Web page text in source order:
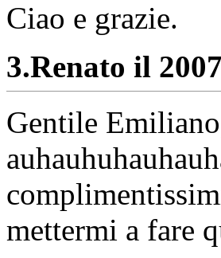
Ciao e grazie.
3.Renato il
Gentile
mettermi a fare